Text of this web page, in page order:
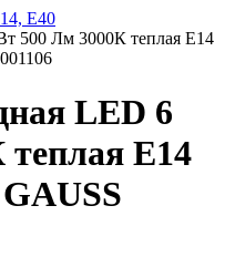
Е40
500 Лм 3000К теплая Е14
LED 6
Е14